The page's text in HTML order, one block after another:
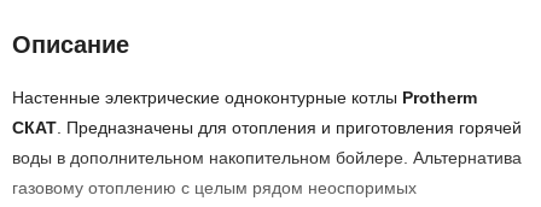
Описание
Настенные электрические одноконтурные котлы Protherm
СКАТ . Предназначены для отопления и приготовления горячей
воды в дополнительном накопительном бойлере. Альтернатива
газовому отоплению с целым рядом неоспоримых